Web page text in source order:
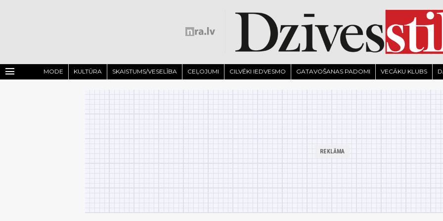
menu MODE KULTŪRA SKAISTUMS/VESELĪBA CEĻOJUMI CILVĒKI IEDVESMO GATAVOŠANAS PADOMI VECĀKU KLUBS